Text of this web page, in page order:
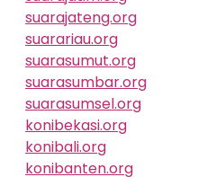
suarajateng.org
suarariau.org
suarasumut.org
suarasumbar.org
suarasumsel.org
konibekasi.org
konibali.org
konibanten.org